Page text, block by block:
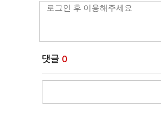
댓글 0